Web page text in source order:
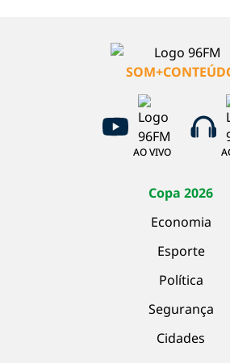
AO VIVO
Copa 2026
Economia
Esporte
Política
Segurança
Cidades